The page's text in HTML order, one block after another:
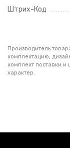
Штрих-Код
Производитель
комплектацию,
комплект поставки
характер.